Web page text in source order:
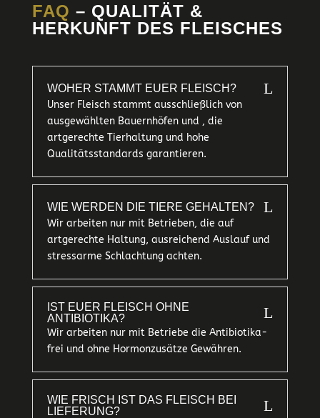
FAQ – QUALITÄT &
HERKUNFT DES FLEISCHES
WOHER STAMMT EUER FLEISCH? L
Unser Fleisch stammt ausschließlich von
ausgewählten Bauernhöfen und , die
artgerechte Tierhaltung und hohe
Qualitätsstandards garantieren.
WIE WERDEN DIE TIERE GEHALTEN? L
Wir arbeiten nur mit Betrieben, die auf
artgerechte Haltung, ausreichend Auslauf und
stressarme Schlachtung achten.
IST EUER FLEISCH OHNE
ANTIBIOTIKA?
L
Wir arbeiten nur mit Betriebe die Antibiotika-
frei und ohne Hormonzusätze Gewähren.
WIE FRISCH IST DAS FLEISCH BEI
LIEFERUNG?
L